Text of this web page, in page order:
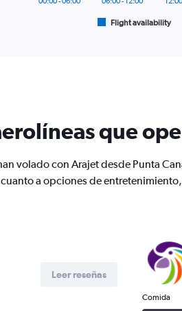
Flight availability
que
volado con Arajet desde Punta
cuanto a opciones de
Leer reseñas
Comida